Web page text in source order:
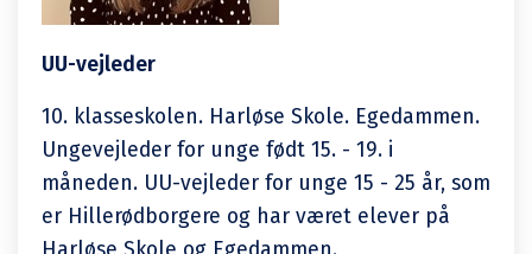
UU-vejleder
10. klasseskolen. Harløse Skole. Egedammen.
Ungevejleder for unge født 15. - 19. i
måneden. UU-vejleder for unge 15 - 25 år, som
er Hillerødborgere og har været elever på